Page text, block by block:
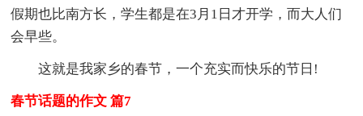
假期也比南方长，学生都是在3月1日才开学，而大人们
会早些。
这就是我家乡的春节，一个充实而快乐的节日!
春节话题的作文 篇7